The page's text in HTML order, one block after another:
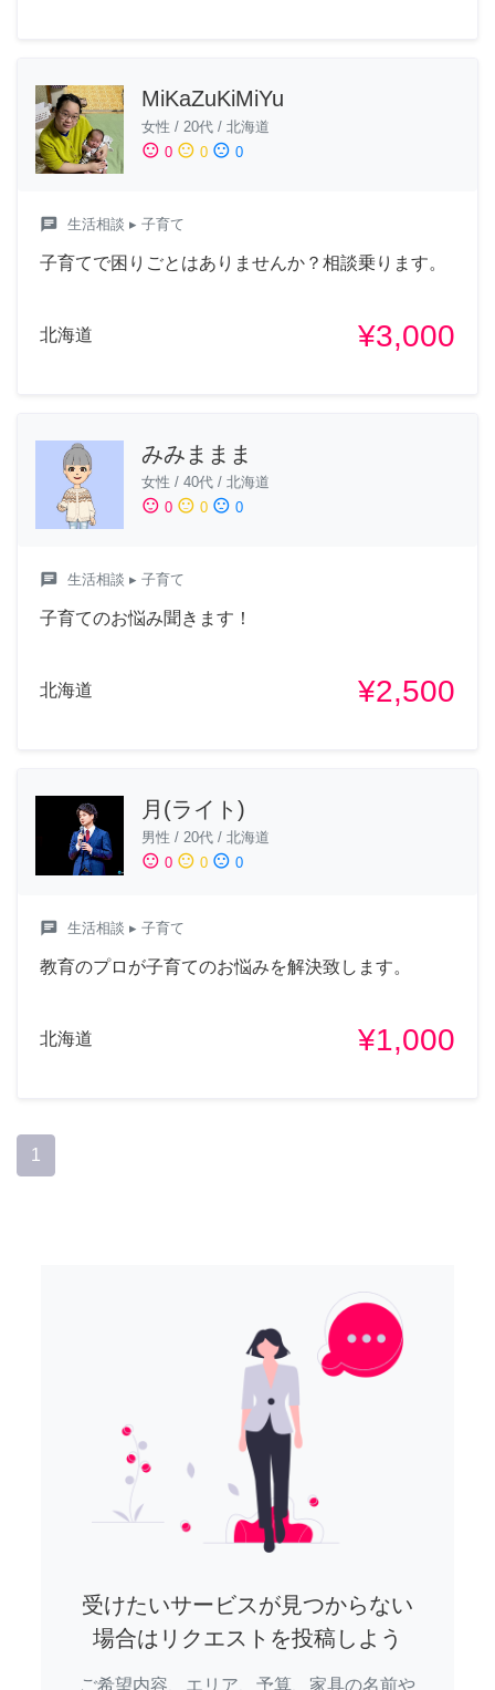
MiKaZuKiMiYu
女性 / 20代 / 北海道
sentiment_satisfied 0 sentiment_neutral 0 sentiment_dissatisfied 0
chat 生活相談 ▸ 子育て
子育てで困りごとはありませんか？相談乗ります。
北海道 ¥3,000
みみままま
女性 / 40代 / 北海道
sentiment_satisfied 0 sentiment_neutral 0 sentiment_dissatisfied 0
chat 生活相談 ▸ 子育て
子育てのお悩み聞きます！
北海道 ¥2,500
月(ライト)
男性 / 20代 / 北海道
sentiment_satisfied 0 sentiment_neutral 0 sentiment_dissatisfied 0
chat 生活相談 ▸ 子育て
教育のプロが子育てのお悩みを解決致します。
北海道 ¥1,000
1
受けたいサービスが見つからない
場合はリクエストを投稿しよう
ご希望内容、エリア、予算、家具の名前や